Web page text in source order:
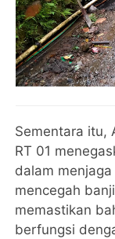
Sementara itu,
RT 01
dalam
mencegah
memastikan
berfungsi